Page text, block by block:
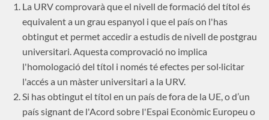
La URV comprovarà que el nivell de formació del títol és
equivalent a un grau espanyol i que el país on l'has
obtingut et permet accedir a estudis de nivell de postgrau
universitari. Aquesta comprovació no implica
l'homologació del títol i només té efectes per sol·licitar
l'accés a un màster universitari a la URV.
Si has obtingut el títol en un país de fora de la UE, o d’un
país signant de l'Acord sobre l'Espai Econòmic Europeu o